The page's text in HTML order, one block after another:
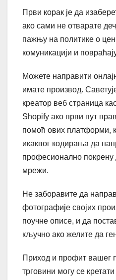
Први корак је да
ако сами не отварате
пажњу на политике о
комуникацији и
Можете направити
имате производ.
креатор веб страница
Shopify ако први пут
помоћ ових платформи,
икаквог кодирања да
професионално покрену
мрежи.
Не заборавите да
фотографије својих
поучне описе, и да
кључно ако желите да
Приход и профит вашег
трговини могу се